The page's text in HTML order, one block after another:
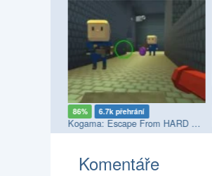
86% 6.7k přehrání
Kogama: Escape From HARD Prison
Komentáře